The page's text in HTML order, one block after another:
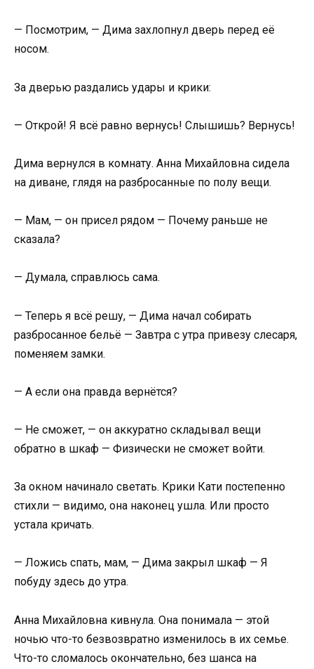
— Посмотрим, — Дима захлопнул дверь перед её
носом.
За дверью раздались удары и крики:
— Открой! Я всё равно вернусь! Слышишь? Вернусь!
Дима вернулся в комнату. Анна Михайловна сидела
на диване, глядя на разбросанные по полу вещи.
— Мам, — он присел рядом — Почему раньше не
сказала?
— Думала, справлюсь сама.
— Теперь я всё решу, — Дима начал собирать
разбросанное бельё — Завтра с утра привезу слесаря,
поменяем замки.
— А если она правда вернётся?
— Не сможет, — он аккуратно складывал вещи
обратно в шкаф — Физически не сможет войти.
За окном начинало светать. Крики Кати постепенно
стихли — видимо, она наконец ушла. Или просто
устала кричать.
— Ложись спать, мам, — Дима закрыл шкаф — Я
побуду здесь до утра.
Анна Михайловна кивнула. Она понимала — этой
ночью что-то безвозвратно изменилось в их семье.
Что-то сломалось окончательно, без шанса на